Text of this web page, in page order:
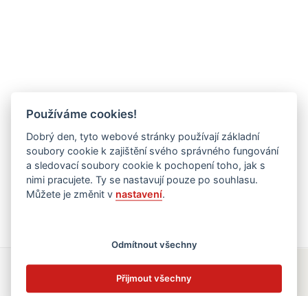
Rychlé odkazy
Používáme cookies!
Dobrý den, tyto webové stránky používají základní
soubory cookie k zajištění svého správného fungování
a sledovací soubory cookie k pochopení toho, jak s
nimi pracujete. Ty se nastavují pouze po souhlasu.
Můžete je změnit v nastavení.
Odmítnout všechny
Přijmout všechny